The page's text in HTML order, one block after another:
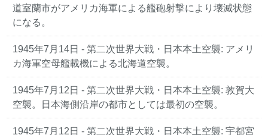
道室蘭市がアメリカ海軍による艦砲射撃により壊滅状態
になる。
1945年7月14日 - 第二次世界大戦・日本本土空襲: アメリ
カ海軍空母艦載機による北海道空襲。
1945年7月12日 - 第二次世界大戦・日本本土空襲: 敦賀大
空襲。日本海側沿岸の都市としては最初の空襲。
1945年7月12日 - 第二次世界大戦・日本本土空襲: 宇都宮